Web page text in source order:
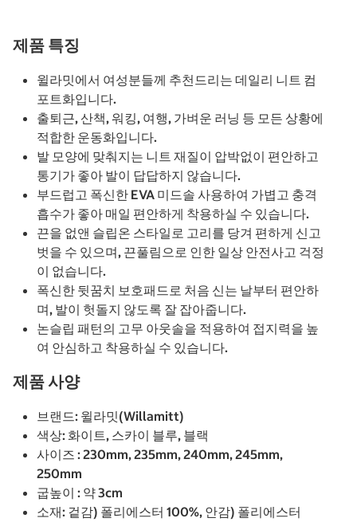
제품 특징
윌라밋에서 여성분들께 추천드리는 데일리 니트 컴
포트화입니다.
출퇴근, 산책, 워킹, 여행, 가벼운 러닝 등 모든 상황에
적합한 운동화입니다.
발 모양에 맞춰지는 니트 재질이 압박없이 편안하고
통기가 좋아 발이 답답하지 않습니다.
부드럽고 폭신한 EVA 미드솔 사용하여 가볍고 충격
흡수가 좋아 매일 편안하게 착용하실 수 있습니다.
끈을 없앤 슬립온 스타일로 고리를 당겨 편하게 신고
벗을 수 있으며, 끈풀림으로 인한 일상 안전사고 걱정
이 없습니다.
폭신한 뒷꿈치 보호패드로 처음 신는 날부터 편안하
며, 발이 헛돌지 않도록 잘 잡아줍니다.
논슬립 패턴의 고무 아웃솔을 적용하여 접지력을 높
여 안심하고 착용하실 수 있습니다.
제품 사양
브랜드: 윌라밋(Willamitt)
색상: 화이트, 스카이 블루, 블랙
사이즈 : 230mm, 235mm, 240mm, 245mm,
250mm
굽높이 : 약 3cm
소재: 겉감) 폴리에스터 100%, 안감) 폴리에스터